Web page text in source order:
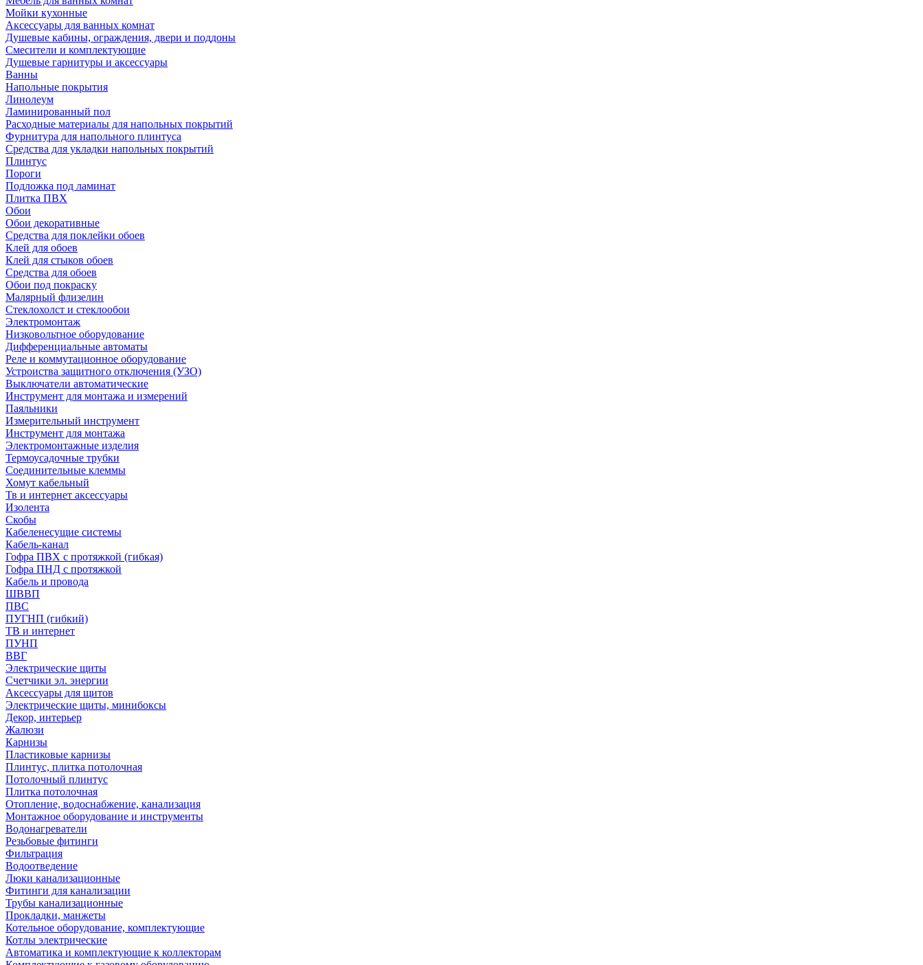
Мойки кухонные
Аксессуары для ванных комнат
Душевые кабины, ограждения, двери и поддоны
Смесители и комплектующие
Душевые гарнитуры и аксессуары
Ванны
Напольные покрытия
Линолеум
Ламинированный пол
Расходные материалы для напольных покрытий
Фурнитура для напольного плинтуса
Средства для укладки напольных покрытий
Плинтус
Пороги
Подложка под ламинат
Плитка ПВХ
Обои
Обои декоративные
Средства для поклейки обоев
Клей для обоев
Клей для стыков обоев
Средства для обоев
Обои под покраску
Малярный флизелин
Стеклохолст и стеклообои
Электромонтаж
Низковольтное оборудование
Дифференциальные автоматы
Реле и коммутационное оборудование
Устроиства защитного отключения (УЗО)
Выключатели автоматические
Инструмент для монтажа и измерений
Паяльники
Измерительный инструмент
Инструмент для монтажа
Электромонтажные изделия
Термоусадочные трубки
Соединительные клеммы
Хомут кабельный
Тв и интернет аксессуары
Изолента
Скобы
Кабеленесущие системы
Кабель-канал
Гофра ПВХ с протяжкой (гибкая)
Гофра ПНД с протяжкой
Кабель и провода
ШВВП
ПВС
ПУГНП (гибкий)
ТВ и интернет
ПУНП
ВВГ
Электрические щиты
Счетчики эл. энергии
Аксессуары для щитов
Электрические щиты, минибоксы
Декор, интерьер
Жалюзи
Карнизы
Пластиковые карнизы
Плинтус, плитка потолочная
Потолочный плинтус
Плитка потолочная
Отопление, водоснабжение, канализация
Монтажное оборудование и инструменты
Водонагреватели
Резьбовые фитинги
Фильтрация
Водоотведение
Люки канализационные
Фитинги для канализации
Трубы канализационные
Прокладки, манжеты
Котельное оборудование, комплектующие
Котлы электрические
Автоматика и комплектующие к коллекторам